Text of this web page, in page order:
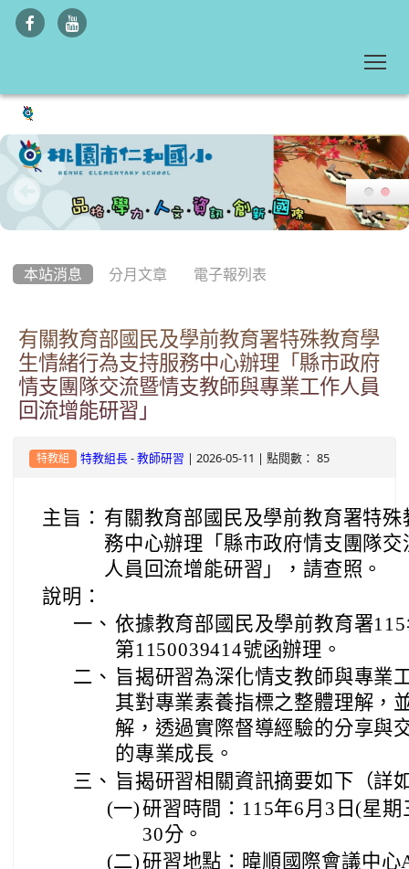
本站消息 分月文章 電子報列表
有關教育部國民及學前教育署特殊教育學
生情緒行為支持服務中心辦理「縣市政府
情支團隊交流暨情支教師與專業工作人員
回流增能研習」
特教組 特教組長- 教師研習 | 2026-05-11 | 點閱數： 85
主旨： 有關教育部國民及學前教育署特
務中心辦理「縣市政府情支團隊
人員回流增能研習」，請查照。
說明：
一、 依據教育部國民及學前教育署
第1150039414號函辦理。
二、 旨揭研習為深化情支教師與專業
其對專業素養指標之整體理解，
解，透過實際督導經驗的分享與
的專業成長。
三、 旨揭研習相關資訊摘要如下（詳
(一)研習時間：115年6月3日(星
30分。
(二)研習地點：暐順國際會議中